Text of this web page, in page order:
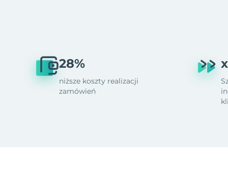
28%
niższe koszty realizacji
zamówień